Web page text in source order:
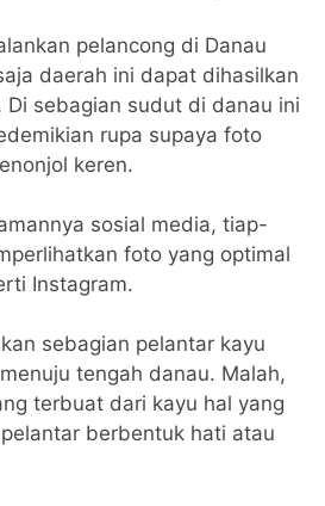
pelancong di Danau
daerah ini dapat dihasilkan
sebagian sudut di danau ini
rupa supaya foto
keren.
sosial media, tiap-
foto yang optimal
Instagram.
sebagian pelantar kayu
tengah danau. Malah,
terbuat dari kayu hal yang
berbentuk hati atau